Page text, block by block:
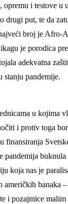
i testove
put, te da
broj je Afro-
je porodica
adekvatna
stanju pandemije.
u kojima
i protiv toga
koja nas je
i pozajmice